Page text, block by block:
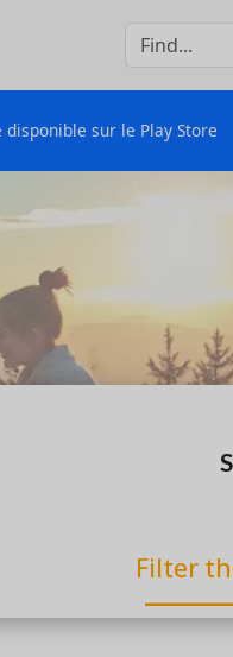
sur le Play Store
Filter